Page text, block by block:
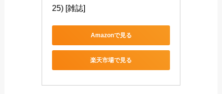
25) [雑誌]
Amazonで見る
楽天市場で見る